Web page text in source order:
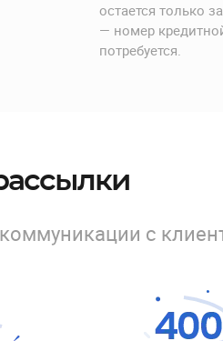
остается только
— номер
потребуется.
с